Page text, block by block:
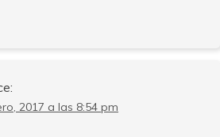
2017 a las 8:54 pm